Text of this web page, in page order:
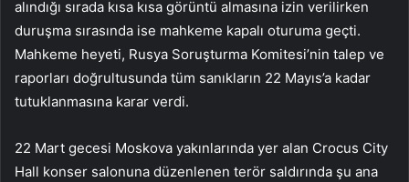
alındığı sırada kısa kısa görüntü almasına izin verilirken
duruşma sırasında ise mahkeme kapalı oturuma geçti.
Mahkeme heyeti, Rusya Soruşturma Komitesi’nin talep ve
raporları doğrultusunda tüm sanıkların 22 Mayıs’a kadar
tutuklanmasına karar verdi.
22 Mart gecesi Moskova yakınlarında yer alan Crocus City
Hall konser salonuna düzenlenen terör saldırında şu ana